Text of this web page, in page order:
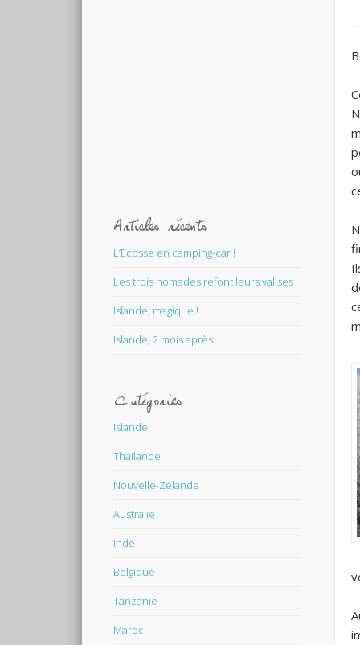
Articles récents
L’Ecosse en camping-car !
Les trois nomades refont leurs valises !
Islande, magique !
Islande, 2 mois après…
Catégories
Islande
Thailande
Nouvelle-Zélande
Australie
Inde
Belgique
Tanzanie
Maroc